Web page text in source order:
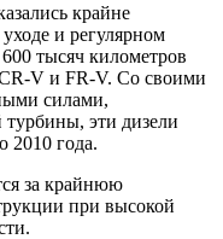
крайне
и регулярном
тысяч километров
V и FR-V. Со своими
силами,
эти дизели
2010 года.
за крайнюю
при высокой